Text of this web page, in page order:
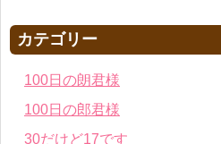
カテゴリー
100日の朗君様
100日の郎君様
30だけど17です